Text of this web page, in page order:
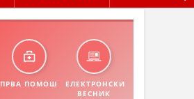
ПРВА ПОМОШ
ЕЛЕКТРОНСКИ
ВЕСНИК